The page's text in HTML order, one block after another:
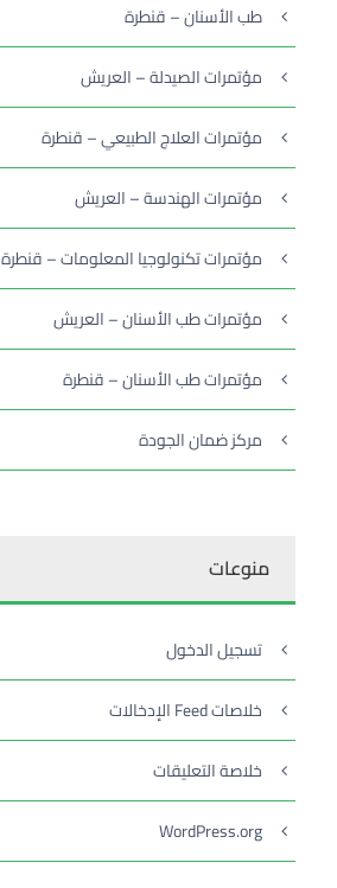
طب الأسنان – قنطرة
مؤتمرات الصيدلة – العريش
مؤتمرات العلاج الطبيعي – قنطرة
مؤتمرات الهندسة – العريش
مؤتمرات تكنولوجيا المعلومات – قنطرة
مؤتمرات طب الأسنان – العريش
مؤتمرات طب الأسنان – قنطرة
مركز ضمان الجودة
منوعات
تسجيل الدخول
خلاصات Feed الإدخالات
خلاصة التعليقات
WordPress.org